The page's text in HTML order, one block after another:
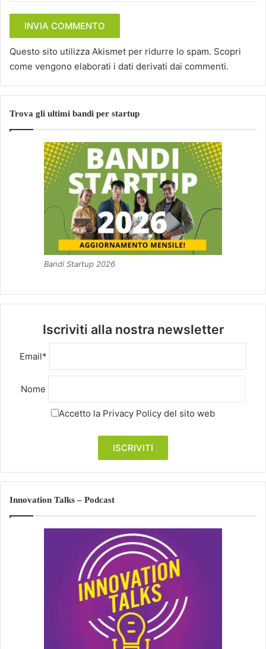
Questo sito utilizza Akismet per ridurre lo spam. Scopri
come vengono elaborati i dati derivati dai commenti.
Trova gli ultimi bandi per startup
Bandi Startup 2026
Iscriviti alla nostra newsletter
Email*
Nome
Accetto la Privacy Policy del sito web
Innovation Talks – Podcast